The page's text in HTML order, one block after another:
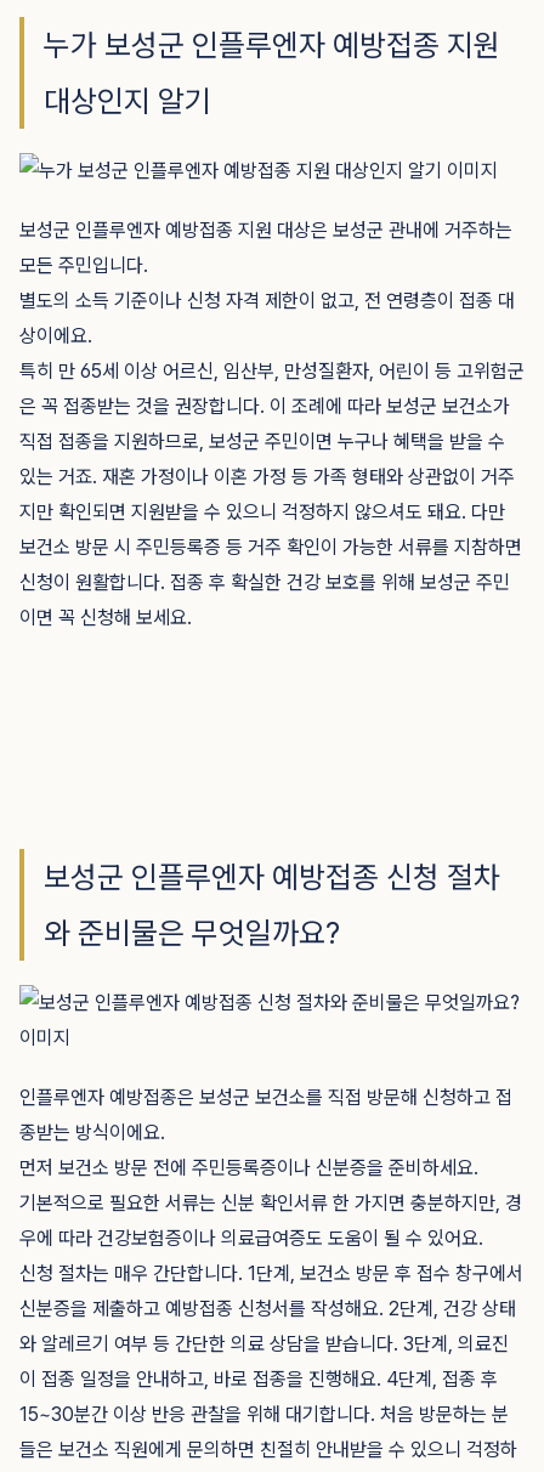
누가 보성군 인플루엔자 예방접종 지원
대상인지 알기
보성군 인플루엔자 예방접종 지원 대상은 보성군 관내에 거주하는
모든 주민입니다.
별도의 소득 기준이나 신청 자격 제한이 없고, 전 연령층이 접종 대
상이에요.
특히 만 65세 이상 어르신, 임산부, 만성질환자, 어린이 등 고위험군
은 꼭 접종받는 것을 권장합니다. 이 조례에 따라 보성군 보건소가
직접 접종을 지원하므로, 보성군 주민이면 누구나 혜택을 받을 수
있는 거죠. 재혼 가정이나 이혼 가정 등 가족 형태와 상관없이 거주
지만 확인되면 지원받을 수 있으니 걱정하지 않으셔도 돼요. 다만
보건소 방문 시 주민등록증 등 거주 확인이 가능한 서류를 지참하면
신청이 원활합니다. 접종 후 확실한 건강 보호를 위해 보성군 주민
이면 꼭 신청해 보세요.
보성군 인플루엔자 예방접종 신청 절차
와 준비물은 무엇일까요?
인플루엔자 예방접종은 보성군 보건소를 직접 방문해 신청하고 접
종받는 방식이에요.
먼저 보건소 방문 전에 주민등록증이나 신분증을 준비하세요.
기본적으로 필요한 서류는 신분 확인서류 한 가지면 충분하지만, 경
우에 따라 건강보험증이나 의료급여증도 도움이 될 수 있어요.
신청 절차는 매우 간단합니다. 1단계, 보건소 방문 후 접수 창구에서
신분증을 제출하고 예방접종 신청서를 작성해요. 2단계, 건강 상태
와 알레르기 여부 등 간단한 의료 상담을 받습니다. 3단계, 의료진
이 접종 일정을 안내하고, 바로 접종을 진행해요. 4단계, 접종 후
15~30분간 이상 반응 관찰을 위해 대기합니다. 처음 방문하는 분
들은 보건소 직원에게 문의하면 친절히 안내받을 수 있으니 걱정하